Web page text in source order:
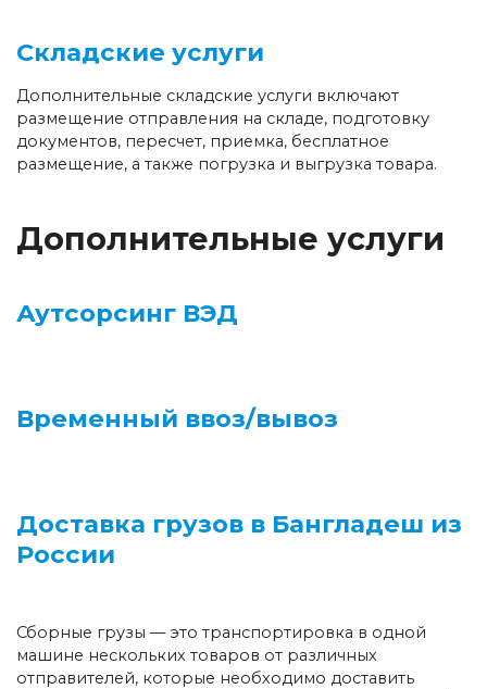
Складские услуги
Дополнительные складские услуги включают
размещение отправления на складе, подготовку
документов, пересчет, приемка, бесплатное
размещение, а также погрузка и выгрузка товара.
Дополнительные услуги
Аутсорсинг ВЭД
Временный ввоз/вывоз
Доставка грузов в Бангладеш из
России
Сборные грузы — это транспортировка в одной
машине нескольких товаров от различных
отправителей, которые необходимо доставить